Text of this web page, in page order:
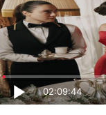
02:09:44